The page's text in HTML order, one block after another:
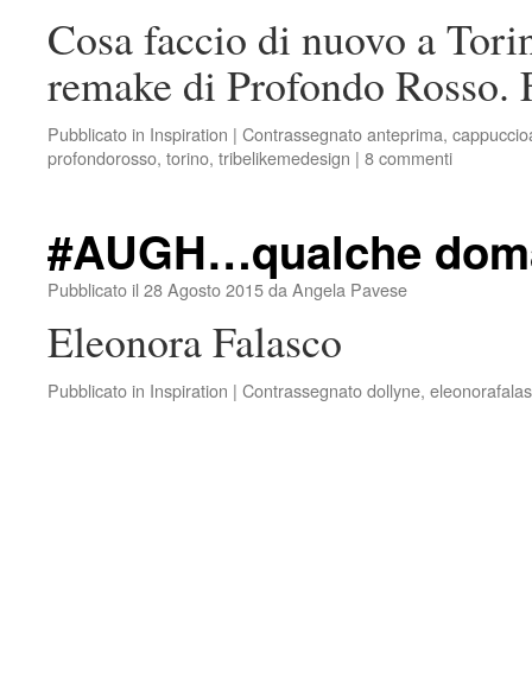
Cosa faccio di nuovo a
remake di Profondo Rosso.
Pubblicato in Inspiration | Contrassegnatoanteprima,
profondorosso, torino, tribelikemedesign | 8 commenti
#AUGH…qualche
Pubblicato il 28 Agosto 2015da Angela Pavese
Eleonora Falasco
Pubblicato in Inspiration | Contrassegnatodollyne,